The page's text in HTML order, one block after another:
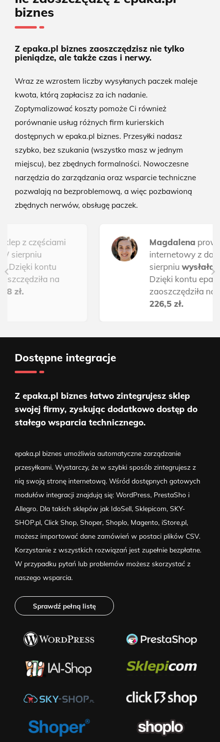
biznes
Z epaka.pl biznes zaoszczędzisz nie tylko
pieniądze, ale także czas i nerwy.
Wraz ze wzrostem liczby wysyłanych paczek maleje
kwota, którą zapłacisz za ich nadanie.
Zoptymalizować koszty pomoże Ci również
porównanie usług różnych firm kurierskich
dostępnych w epaka.pl biznes. Przesyłki nadasz
szybko, bez szukania (wszystko masz w jednym
miejscu), bez zbędnych formalności. Nowoczesne
narzędzia do zarządzania oraz wsparcie techniczne
pozwalają na bezproblemową, a więc pozbawioną
zbędnych nerwów, obsługę paczek.
Magdalena
prowadzi sklep
internetowy z damską odzieżą. W
wysłała 151 paczek.
Dzięki kontu epaka.pl biznes,
zaoszczędziła na wysyłkach paczek
Dostępne integracje
Z epaka.pl biznes łatwo zintegrujesz sklep
swojej firmy, zyskując dodatkowo dostęp do
stałego wsparcia technicznego.
epaka.pl biznes umożliwia automatyczne zarządzanie
przesyłkami. Wystarczy, że w szybki sposób zintegrujesz z
nią swoją stronę internetową. Wśród dostępnych gotowych
modułów integracji znajdują się: WordPress, PrestaSho i
Allegro. Dla takich sklepów jak IdoSell, Sklepicom, SKY-
SHOP.pl, Click Shop, Shoper, Shoplo, Magento, iStore.pl,
możesz importować dane zamówień w postaci plików CSV.
Korzystanie z wszystkich rozwiązań jest zupełnie bezpłatne.
W przypadku pytań lub problemów możesz skorzystać z
naszego wsparcia.
Sprawdź pełną listę